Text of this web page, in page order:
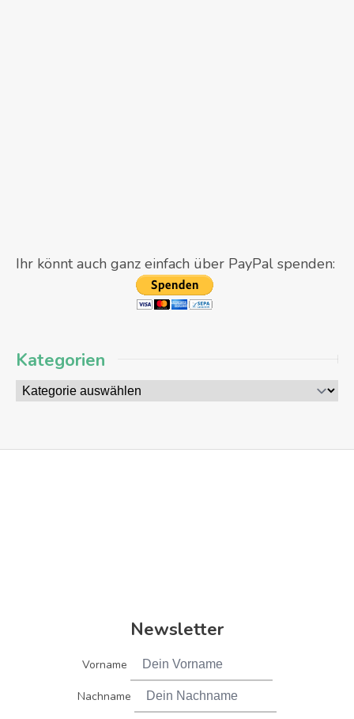
Ihr könnt auch ganz einfach über PayPal spenden:
Kategorien
Newsletter
Vorname
Nachname